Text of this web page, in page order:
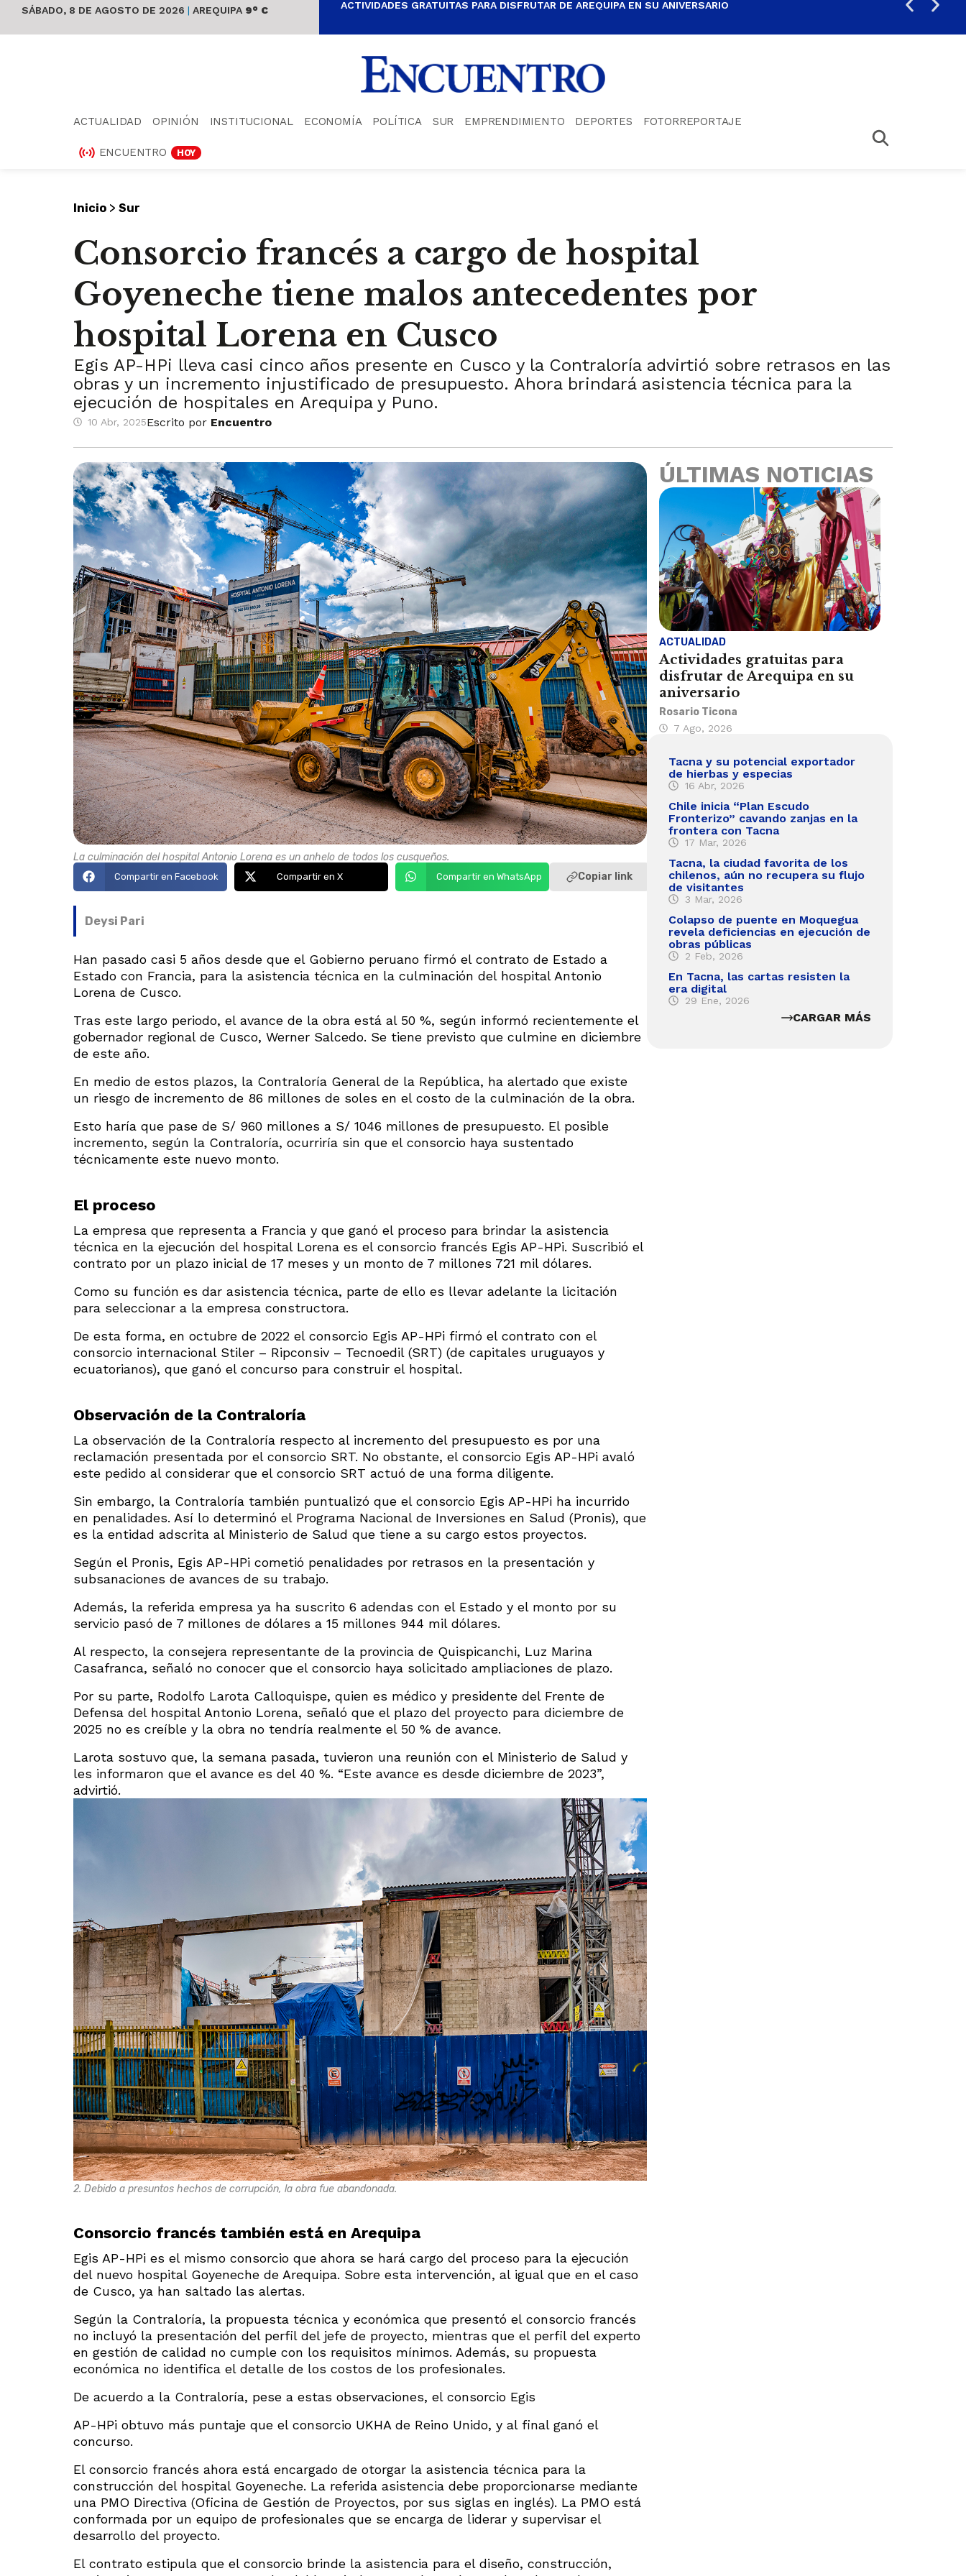
SÁBADO, 8 DE AGOSTO DE 2026 | AREQUIPA 9° C ACTIVIDADES GRATUITAS PARA DISFRUTAR DE AREQUIPA EN SU ANIVERSARIO
ACTUALIDAD OPINIÓN INSTITUCIONAL ECONOMÍA POLÍTICA SUR EMPRENDIMIENTO DEPORTES FOTORREPORTAJE
ENCUENTRO HOY
Inicio > Sur
Consorcio francés a cargo de hospital
Goyeneche tiene malos antecedentes por
hospital Lorena en Cusco
Egis AP-HPi lleva casi cinco años presente en Cusco y la Contraloría advirtió sobre retrasos en las
obras y un incremento injustificado de presupuesto. Ahora brindará asistencia técnica para la
ejecución de hospitales en Arequipa y Puno.
10 Abr, 2025Escrito por Encuentro
La culminación del hospital Antonio Lorena es un anhelo de todos los cusqueños.
Compartir en Facebook Compartir en X Compartir en WhatsApp Copiar link
Deysi Pari
Han pasado casi 5 años desde que el Gobierno peruano firmó el contrato de Estado a
Estado con Francia, para la asistencia técnica en la culminación del hospital Antonio
Lorena de Cusco.
Tras este largo periodo, el avance de la obra está al 50 %, según informó recientemente el
gobernador regional de Cusco, Werner Salcedo. Se tiene previsto que culmine en diciembre
de este año.
En medio de estos plazos, la Contraloría General de la República, ha alertado que existe
un riesgo de incremento de 86 millones de soles en el costo de la culminación de la obra.
Esto haría que pase de S/ 960 millones a S/ 1046 millones de presupuesto. El posible
incremento, según la Contraloría, ocurriría sin que el consorcio haya sustentado
técnicamente este nuevo monto.
El proceso
La empresa que representa a Francia y que ganó el proceso para brindar la asistencia
técnica en la ejecución del hospital Lorena es el consorcio francés Egis AP-HPi. Suscribió el
contrato por un plazo inicial de 17 meses y un monto de 7 millones 721 mil dólares.
Como su función es dar asistencia técnica, parte de ello es llevar adelante la licitación
para seleccionar a la empresa constructora.
De esta forma, en octubre de 2022 el consorcio Egis AP-HPi firmó el contrato con el
consorcio internacional Stiler – Ripconsiv – Tecnoedil (SRT) (de capitales uruguayos y
ecuatorianos), que ganó el concurso para construir el hospital.
Observación de la Contraloría
La observación de la Contraloría respecto al incremento del presupuesto es por una
reclamación presentada por el consorcio SRT. No obstante, el consorcio Egis AP-HPi avaló
este pedido al considerar que el consorcio SRT actuó de una forma diligente.
Sin embargo, la Contraloría también puntualizó que el consorcio Egis AP-HPi ha incurrido
en penalidades. Así lo determinó el Programa Nacional de Inversiones en Salud (Pronis), que
es la entidad adscrita al Ministerio de Salud que tiene a su cargo estos proyectos.
Según el Pronis, Egis AP-HPi cometió penalidades por retrasos en la presentación y
subsanaciones de avances de su trabajo.
Además, la referida empresa ya ha suscrito 6 adendas con el Estado y el monto por su
servicio pasó de 7 millones de dólares a 15 millones 944 mil dólares.
Al respecto, la consejera representante de la provincia de Quispicanchi, Luz Marina
Casafranca, señaló no conocer que el consorcio haya solicitado ampliaciones de plazo.
Por su parte, Rodolfo Larota Calloquispe, quien es médico y presidente del Frente de
Defensa del hospital Antonio Lorena, señaló que el plazo del proyecto para diciembre de
2025 no es creíble y la obra no tendría realmente el 50 % de avance.
Larota sostuvo que, la semana pasada, tuvieron una reunión con el Ministerio de Salud y
les informaron que el avance es del 40 %. “Este avance es desde diciembre de 2023”,
advirtió.
2. Debido a presuntos hechos de corrupción, la obra fue abandonada.
Consorcio francés también está en Arequipa
Egis AP-HPi es el mismo consorcio que ahora se hará cargo del proceso para la ejecución
del nuevo hospital Goyeneche de Arequipa. Sobre esta intervención, al igual que en el caso
de Cusco, ya han saltado las alertas.
Según la Contraloría, la propuesta técnica y económica que presentó el consorcio francés
no incluyó la presentación del perfil del jefe de proyecto, mientras que el perfil del experto
en gestión de calidad no cumple con los requisitos mínimos. Además, su propuesta
económica no identifica el detalle de los costos de los profesionales.
De acuerdo a la Contraloría, pese a estas observaciones, el consorcio Egis
AP-HPi obtuvo más puntaje que el consorcio UKHA de Reino Unido, y al final ganó el
concurso.
El consorcio francés ahora está encargado de otorgar la asistencia técnica para la
construcción del hospital Goyeneche. La referida asistencia debe proporcionarse mediante
una PMO Directiva (Oficina de Gestión de Proyectos, por sus siglas en inglés). La PMO está
conformada por un equipo de profesionales que se encarga de liderar y supervisar el
desarrollo del proyecto.
El contrato estipula que el consorcio brinde la asistencia para el diseño, construcción,
ÚLTIMAS NOTICIAS
ACTUALIDAD
Actividades gratuitas para
disfrutar de Arequipa en su
aniversario
Rosario Ticona
7 Ago, 2026
Tacna y su potencial exportador
de hierbas y especias
16 Abr, 2026
Chile inicia “Plan Escudo
Fronterizo” cavando zanjas en la
frontera con Tacna
17 Mar, 2026
Tacna, la ciudad favorita de los
chilenos, aún no recupera su flujo
de visitantes
3 Mar, 2026
Colapso de puente en Moquegua
revela deficiencias en ejecución de
obras públicas
2 Feb, 2026
En Tacna, las cartas resisten la
era digital
29 Ene, 2026
CARGAR MÁS